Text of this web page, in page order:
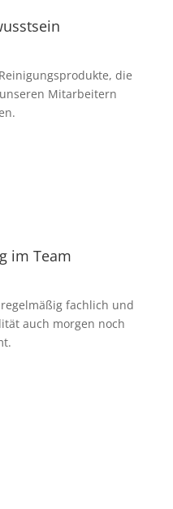
die
Mitarbeitern
im Team
fachlich und
auch morgen noch